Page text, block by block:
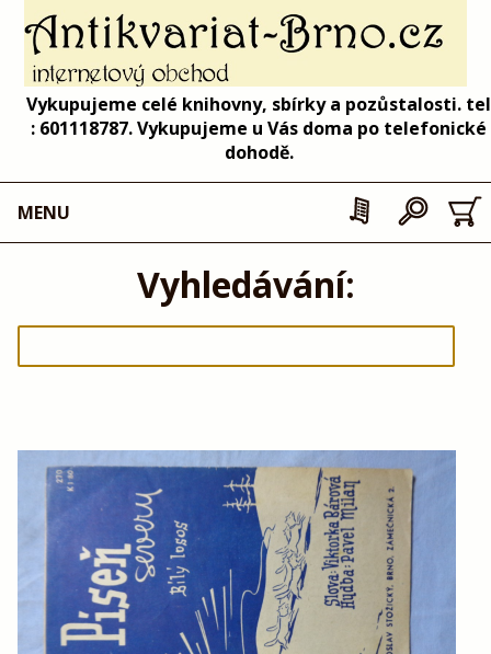
Vykupujeme celé knihovny, sbírky a pozůstalosti. tel
: 601118787. Vykupujeme u Vás doma po telefonické
dohodě.
MENU
Vyhledávání: